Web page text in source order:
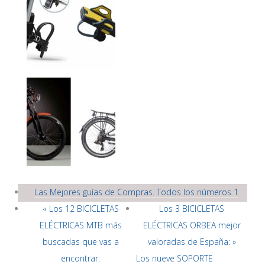
Las Mejores guías de Compras. Todos los números 1
« Los 12 BICICLETAS
ELÉCTRICAS MTB más
buscadas que vas a
encontrar:
Los 3 BICICLETAS
ELÉCTRICAS ORBEA mejor
valoradas de España: »
Los nueve SOPORTE